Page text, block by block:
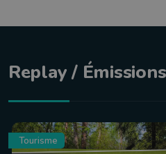
Replay / Émissions
Tourisme